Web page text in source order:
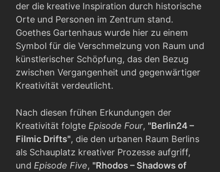
der die kreative Inspiration durch historische
Orte und Personen im Zentrum stand.
Goethes Gartenhaus wurde hier zu einem
Symbol für die Verschmelzung von Raum und
künstlerischer Schöpfung, das den Bezug
zwischen Vergangenheit und gegenwärtiger
Kreativität verdeutlicht.
Nach diesen frühen Erkundungen der
Kreativität folgte Episode Four, "Berlin24 –
Filmic Drifts", die den urbanen Raum Berlins
als Schauplatz kreativer Prozesse aufgriff,
und Episode Five, "Rhodos – Shadows of